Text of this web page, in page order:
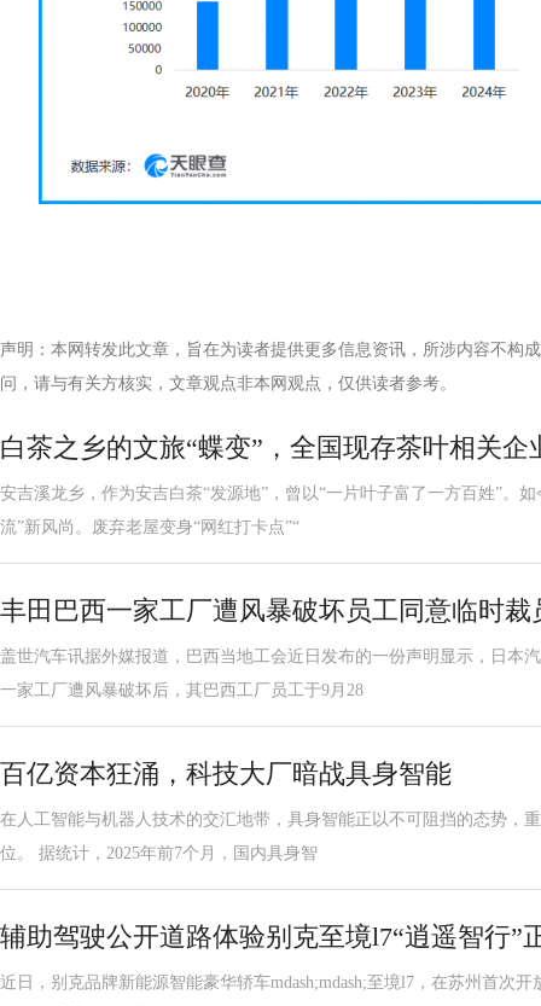
声明：本网转发此文章，旨在为读者提供更多信息资讯，所涉内容不构
问，请与有关方核实，文章观点非本网观点，仅供读者参考。
白茶之乡的文旅“蝶变”，全国现存茶叶相关企
安吉溪龙乡，作为安吉白茶“发源地”，曾以“一片叶子富了一方百姓”。
流”新风尚。废弃老屋变身“网红打卡点”“
丰田巴西一家工厂遭风暴破坏员工同意临时裁
盖世汽车讯据外媒报道，巴西当地工会近日发布的一份声明显示，日本
一家工厂遭风暴破坏后，其巴西工厂员工于9月28
百亿资本狂涌，科技大厂暗战具身智能
在人工智能与机器人技术的交汇地带，具身智能正以不可阻挡的态势，
位。 据统计，2025年前7个月，国内具身智
辅助驾驶公开道路体验别克至境l7“逍遥智行”
近日，别克品牌新能源智能豪华轿车mdash;mdash;至境l7，在苏州首次